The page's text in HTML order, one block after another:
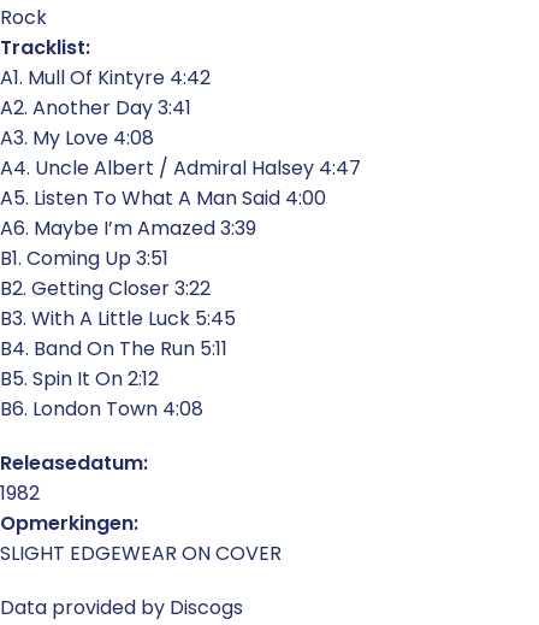
Rock
Tracklist:
A1. Mull Of Kintyre 4:42
A2. Another Day 3:41
A3. My Love 4:08
A4. Uncle Albert / Admiral Halsey 4:47
A5. Listen To What A Man Said 4:00
A6. Maybe I’m Amazed 3:39
B1. Coming Up 3:51
B2. Getting Closer 3:22
B3. With A Little Luck 5:45
B4. Band On The Run 5:11
B5. Spin It On 2:12
B6. London Town 4:08
Releasedatum:
1982
Opmerkingen:
SLIGHT EDGEWEAR ON COVER
Data provided by Discogs